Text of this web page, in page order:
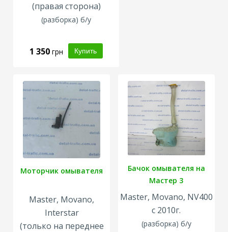
(правая сторона)
(разборка) б/у
1 350 грн
Моторчик омывателя
Master, Movano,
Interstar
(только на переднее
Бачок омывателя на
Мастер 3
Master, Movano, NV400
с 2010г.
(разборка) б/у